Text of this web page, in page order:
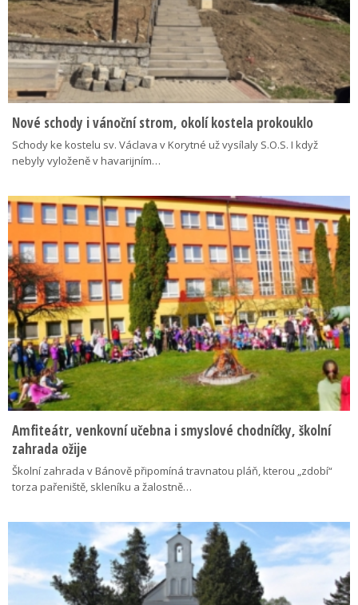
Nové schody i vánoční strom, okolí kostela prokouklo
Schody ke kostelu sv. Václava v Korytné už vysílaly S.O.S. I když
nebyly vyloženě v havarijním…
Amfiteátr, venkovní učebna i smyslové chodníčky, školní
zahrada ožije
Školní zahrada v Bánově připomíná travnatou pláň, kterou „zdobí“
torza pařeniště, skleníku a žalostně…